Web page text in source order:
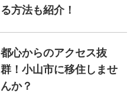
る方法も紹介！
都心からのアクセス抜
群！小山市に移住しませ
んか？